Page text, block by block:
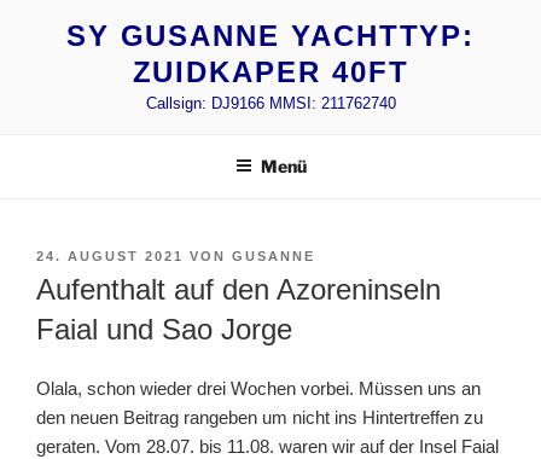
SY GUSANNE YACHTTYP:
ZUIDKAPER 40FT
Callsign: DJ9166 MMSI: 211762740
Menü
VERÖFFENTLICHT
AM
24. AUGUST 2021 VON GUSANNE
Aufenthalt auf den Azoreninseln
Faial und Sao Jorge
Olala, schon wieder drei Wochen vorbei. Müssen uns an
den neuen Beitrag rangeben um nicht ins Hintertreffen zu
geraten. Vom 28.07. bis 11.08. waren wir auf der Insel Faial